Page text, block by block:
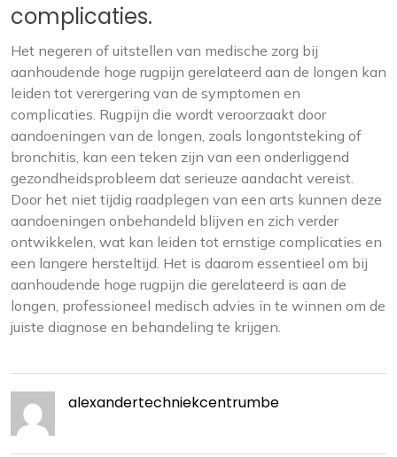
complicaties.
Het negeren of uitstellen van medische zorg bij
aanhoudende hoge rugpijn gerelateerd aan de longen kan
leiden tot verergering van de symptomen en
complicaties. Rugpijn die wordt veroorzaakt door
aandoeningen van de longen, zoals longontsteking of
bronchitis, kan een teken zijn van een onderliggend
gezondheidsprobleem dat serieuze aandacht vereist.
Door het niet tijdig raadplegen van een arts kunnen deze
aandoeningen onbehandeld blijven en zich verder
ontwikkelen, wat kan leiden tot ernstige complicaties en
een langere hersteltijd. Het is daarom essentieel om bij
aanhoudende hoge rugpijn die gerelateerd is aan de
longen, professioneel medisch advies in te winnen om de
juiste diagnose en behandeling te krijgen.
alexandertechniekcentrumbe